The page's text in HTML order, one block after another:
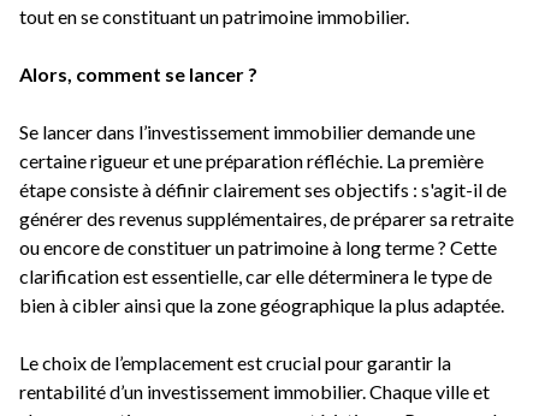
tout en se constituant un patrimoine immobilier.
Alors, comment se lancer ?
Se lancer dans l’investissement immobilier demande une
certaine rigueur et une préparation réfléchie. La première
étape consiste à définir clairement ses objectifs : s'agit-il de
générer des revenus supplémentaires, de préparer sa retraite
ou encore de constituer un patrimoine à long terme ? Cette
clarification est essentielle, car elle déterminera le type de
bien à cibler ainsi que la zone géographique la plus adaptée.
Le choix de l’emplacement est crucial pour garantir la
rentabilité d’un investissement immobilier. Chaque ville et